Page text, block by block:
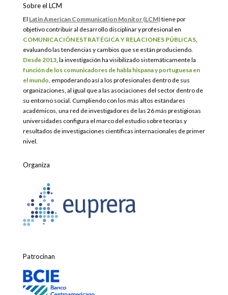
Sobre el LCM
El Latin American Communication Monitor (LCM)tiene por
objetivo contribuir al desarrollo disciplinar y profesional en
COMUNICACIÓN ESTRATÉGICA Y RELACIONES PÚBLICAS,
evaluando las tendencias y cambios que se están produciendo.
Desde 2013, la investigación ha visibilizado sistemáticamente la
función de los comunicadores de habla hispana y portuguesa en
el mundo, empoderando así a los profesionales dentro de sus
organizaciones, al igual que a las asociaciones del sector dentro de
su entorno social. Cumpliendo con los más altos estándares
académicos, una red de investigadores de las 26 más prestigiosas
universidades configura el marco del estudio sobre teorías y
resultados de investigaciones científicas internacionales de primer
nivel.
Organiza
Patrocinan